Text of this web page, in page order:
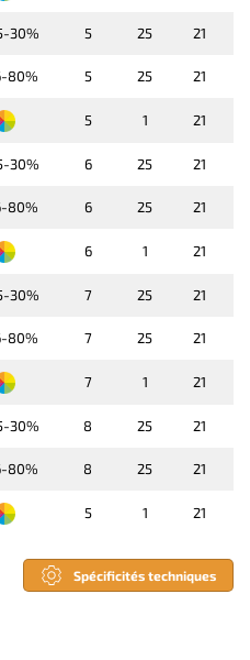
30% 5 25 21
80% 5 25 21
5 1 21
30% 6 25 21
80% 6 25 21
6 1 21
30% 7 25 21
80% 7 25 21
7 1 21
30% 8 25 21
80% 8 25 21
5 1 21
Spécificités techniques